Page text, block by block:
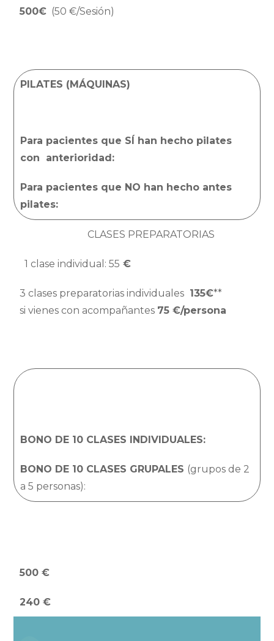
500€ (50 €/Sesión)
PILATES (MÁQUINAS)
Para pacientes que SÍ han hecho pilates
con anterioridad:
Para pacientes que NO han hecho antes
pilates:
CLASES PREPARATORIAS
1 clase individual: 55 €
3 clases preparatorias individuales 135€**
si vienes con acompañantes 75 €/persona
BONO DE 10 CLASES INDIVIDUALES:
BONO DE 10 CLASES GRUPALES (grupos de 2
a 5 personas):
500 €
240 €